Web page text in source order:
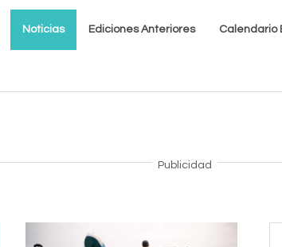
Noticias Ediciones Anteriores Calendario
Publicidad